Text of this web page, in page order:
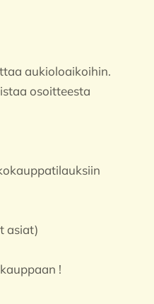
aukioloaikoihin.
osoitteesta
asiat)
!